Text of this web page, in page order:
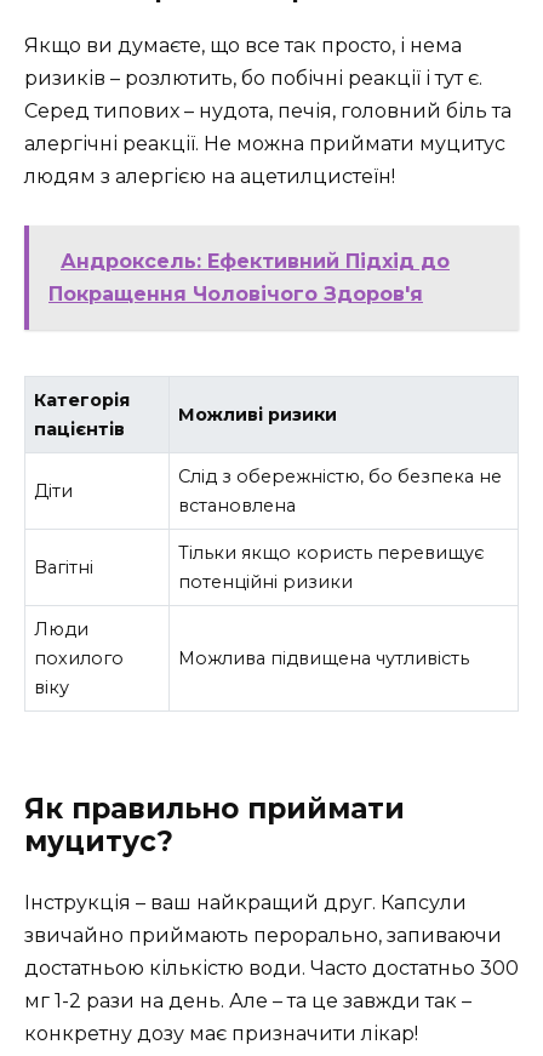
Якщо ви думаєте, що все так просто, і нема
ризиків – розлютить, бо побічні реакції і тут є.
Серед типових – нудота, печія, головний біль та
алергічні реакції. Не можна приймати муцитус
людям з алергією на ацетилцистеїн!
Андроксель: Ефективний Підхід до
Покращення Чоловічого Здоров'я
Категорія
пацієнтів
Можливі ризики
Діти
Слід з обережністю, бо безпека не
встановлена
Вагітні
Тільки якщо користь перевищує
потенційні ризики
Люди
похилого
віку
Можлива підвищена чутливість
Як правильно приймати
муцитус?
Інструкція – ваш найкращий друг. Капсули
звичайно приймають перорально, запиваючи
достатньою кількістю води. Часто достатньо 300
мг 1-2 рази на день. Але – та це завжди так –
конкретну дозу має призначити лікар!